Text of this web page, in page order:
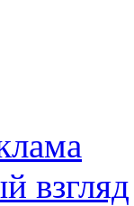
взгляд